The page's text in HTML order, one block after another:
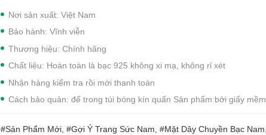
Nơi sản xuất: Việt Nam
Bảo hành: Vĩnh viễn
Thương hiệu: Chính hãng
Chất liệu: Hoàn toàn là bạc 925 không xi mạ, không rỉ xét
Nhận hàng kiểm tra rồi mới thanh toán
Cách bảo quản: để trong túi bóng kín quấn Sản phẩm bởi giấy mềm
#Sản Phẩm Mới, #Gợi Ý Trang Sức Nam, #Mặt Dây Chuyền Bạc Nam,